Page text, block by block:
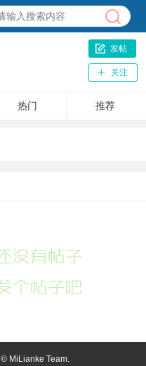
发帖
关注
热门 推荐
© MiLianke Team.